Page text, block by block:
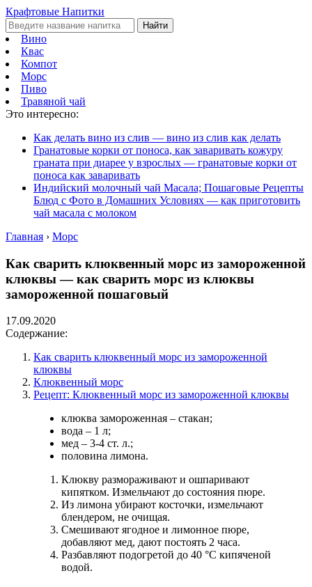
Крафтовые Напитки
Найти
Вино
Квас
Компот
Морс
Пиво
Травяной чай
Это интересно:
Как делать вино из слив — вино из слив как делать
Гранатовые корки от поноса, как заваривать кожуру
граната при диарее у взрослых — гранатовые корки от
поноса как заваривать
Индийский молочный чай Масала; Пошаговые Рецепты
Блюд с Фото в Домашних Условиях — как приготовить
чай масала с молоком
Главная › Морс
Как сварить клюквенный морс из замороженной
клюквы — как сварить морс из клюквы
замороженной пошаговый
17.09.2020
Содержание:
Как сварить клюквенный морс из замороженной
клюквы
Клюквенный морс
Рецепт: Клюквенный морс из замороженной клюквы
клюква замороженная – стакан;
вода – 1 л;
мед – 3-4 ст. л.;
половина лимона.
Клюкву размораживают и ошпаривают
кипятком. Измельчают до состояния пюре.
Из лимона убирают косточки, измельчают
блендером, не очищая.
Смешивают ягодное и лимонное пюре,
добавляют мед, дают постоять 2 часа.
Разбавляют подогретой до 40 °С кипяченой
водой.